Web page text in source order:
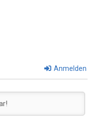
Anmelden